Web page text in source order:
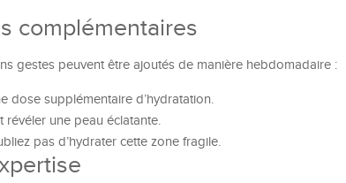
complémentaires
gestes peuvent être ajoutés de manière hebdomadaire :
dose supplémentaire d’hydratation.
une peau éclatante.
pas d’hydrater cette zone fragile.